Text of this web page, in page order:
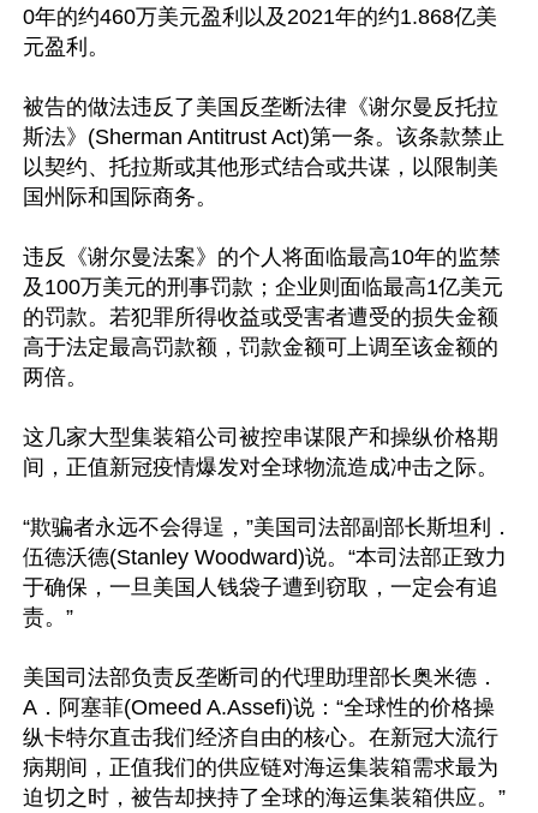
0年的约460万美元盈利以及2021年的约1.868亿美
元盈利。
被告的做法违反了美国反垄断法律《谢尔曼反托拉
斯法》(Sherman Antitrust Act)第一条。该条款禁止
以契约、托拉斯或其他形式结合或共谋，以限制美
国州际和国际商务。
违反《谢尔曼法案》的个人将面临最高10年的监禁
及100万美元的刑事罚款；企业则面临最高1亿美元
的罚款。若犯罪所得收益或受害者遭受的损失金额
高于法定最高罚款额，罚款金额可上调至该金额的
两倍。
这几家大型集装箱公司被控串谋限产和操纵价格期
间，正值新冠疫情爆发对全球物流造成冲击之际。
“欺骗者永远不会得逞，”美国司法部副部长斯坦利．
伍德沃德(Stanley Woodward)说。“本司法部正致力
于确保，一旦美国人钱袋子遭到窃取，一定会有追
责。”
美国司法部负责反垄断司的代理助理部长奥米德．
A．阿塞菲(Omeed A.Assefi)说：“全球性的价格操
纵卡特尔直击我们经济自由的核心。在新冠大流行
病期间，正值我们的供应链对海运集装箱需求最为
迫切之时，被告却挟持了全球的海运集装箱供应。”